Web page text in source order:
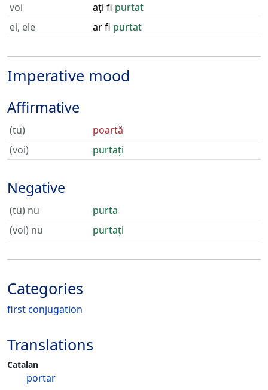
voi
ați fi purtat
ei, ele
ar fi purtat
Imperative mood
Affirmative
(tu)
poartă
(voi)
purtați
Negative
(tu) nu
purta
(voi) nu
purtați
Categories
first conjugation
Translations
Catalan
portar